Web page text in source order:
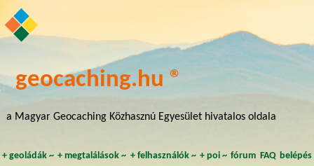
geocaching.hu ®
a Magyar Geocaching Közhasznú Egyesület hivatalos oldala
+ geoládák~ +megtalálások ~ + felhasználók~ + poi~ fórum FAQ belépés